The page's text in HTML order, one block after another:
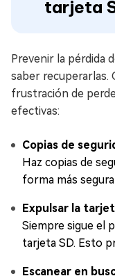
tarjeta
Prevenir la pérdida
saber recuperarlas.
frustración de
efectivas:
Copias de
Haz copias de
forma más
Expulsar la
Siempre sigue el
tarjeta SD. Esto
Escanear en